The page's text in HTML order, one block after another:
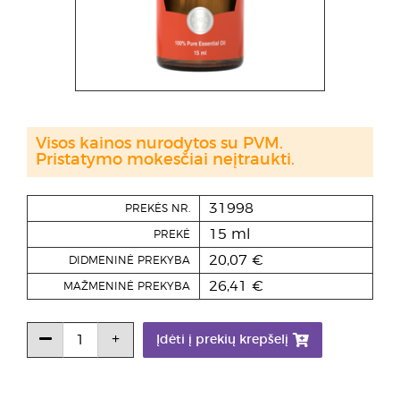
PREKĖS NR. 31998
PREKĖ 15 ml
DIDMENINĖ PREKYBA 20,07 €
MAŽMENINĖ PREKYBA 26,41 €
Įdėti į prekių krepšelį
Visos kainos nurodytos su PVM.
Pristatymo mokesčiai neįtraukti.